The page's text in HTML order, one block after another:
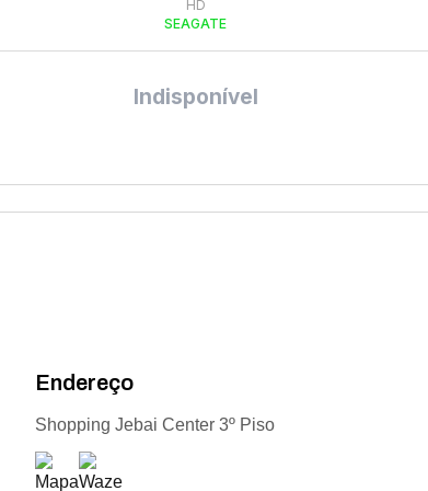
HD
SEAGATE
Indisponível
Endereço
Shopping Jebai Center 3º Piso